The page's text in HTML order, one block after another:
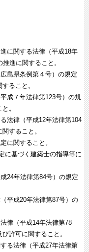
に関する法律（平成18年
進に関すること。
島県条例第４号）の規定
ること。
成７年法律第123号）の規
。
法律（平成12年法律第104
すること。
に関すること。
に基づく建築士の指導等に
24年法律第84号）の規定
平成20年法律第87号）の
律（平成14年法律第78
許可に関すること。
る法律（平成27年法律第